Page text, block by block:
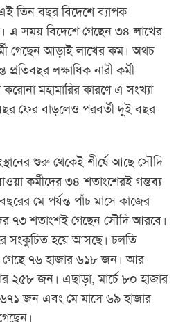
তিন বছর বিদেশে ব্যাপক
এ সময় বিদেশে গেছেন ৩৪ লাখের
গেছেন আড়াই লাখের কম। অথচ
লক্ষাধিক নারী কর্মী
মহামারির কারণে এ সংখ্যা
ফের বাড়লেও পরবর্তী দুই বছর
শুরু থেকেই শীর্ষে আছে সৌদি
কর্মীদের ৩৪ শতাংশেরই গন্তব্য
মে পর্যন্ত পাঁচ মাসে কাজের
৭৩ শতাংশই গেছেন সৌদি আরবে।
সংকুচিত হয়ে আসছে। চলতি
গেছে ৭৬ হাজার ৬১৮ জন। আর
২৫৮ জন। এছাড়া, মার্চে ৮০ হাজার
জন এবং মে মাসে ৬৯ হাজার